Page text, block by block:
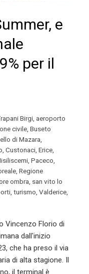
e
per il
Birgi aeroporto
civile Buseto
di Mazara
Custonaci Erice
Paceco
Regione
ombra san vito lo
turismo Valderice
Vincenzo Florio di
dall'inizio
che ha preso il via
di alta stagione. Il
il terminal è